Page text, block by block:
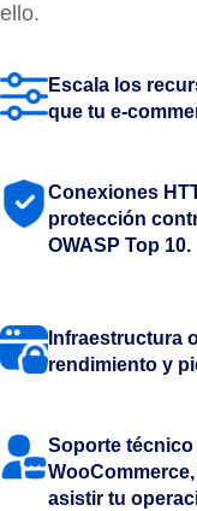
ello.
Escala los
que tu e-
Conexiones
protección
OWASP Top 10.
Infraestructura
rendimiento y
Soporte
asistir tu